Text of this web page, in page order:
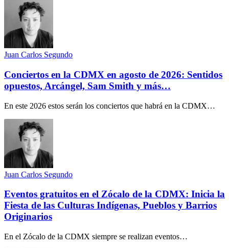
Juan Carlos Segundo
Conciertos en la CDMX en agosto de 2026: Sentidos
opuestos, Arcángel, Sam Smith y más…
En este 2026 estos serán los conciertos que habrá en la CDMX…
Juan Carlos Segundo
Eventos gratuitos en el Zócalo de la CDMX: Inicia la
Fiesta de las Culturas Indígenas, Pueblos y Barrios
Originarios
En el Zócalo de la CDMX siempre se realizan eventos…